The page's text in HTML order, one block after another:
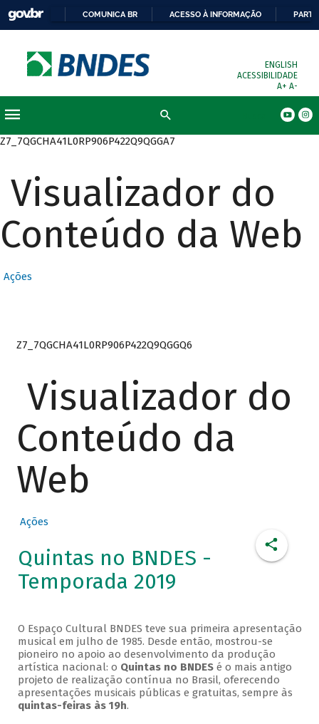
COMUNICA BR ACESSO À INFORMAÇÃO
ENGLISH
ACESSIBILIDADE
A+ A-
Z7_7QGCHA41L0RP906P422Q9QGGA7
Visualizador do
Conteúdo da Web
Ações
Z7_7QGCHA41L0RP906P422Q9QGGQ6
Visualizador do
Conteúdo da
Web
Ações
Quintas no BNDES -
Temporada 2019
O Espaço Cultural BNDES teve sua primeira apresentação
musical em julho de 1985. Desde então, mostrou-se
pioneiro no apoio ao desenvolvimento da produção
artística nacional: o Quintas no BNDESé o mais antigo
projeto de realização contínua no Brasil, oferecendo
apresentações musicais públicas e gratuitas, sempre às
quintas-feiras às 19h.